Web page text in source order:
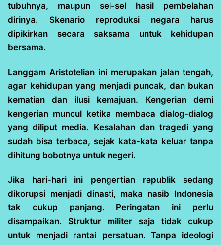
tubuhnya, maupun sel-sel hasil pembelahan
dirinya. Skenario reproduksi negara harus
dipikirkan secara saksama untuk kehidupan
bersama.
Langgam Aristotelian ini merupakan jalan tengah,
agar kehidupan yang menjadi puncak, dan bukan
kematian dan ilusi kemajuan. Kengerian demi
kengerian muncul ketika membaca dialog-dialog
yang diliput media. Kesalahan dan tragedi yang
sudah bisa terbaca, sejak kata-kata keluar tanpa
dihitung bobotnya untuk negeri.
Jika hari-hari ini pengertian republik sedang
dikorupsi menjadi dinasti, maka nasib Indonesia
tak cukup panjang. Peringatan ini perlu
disampaikan. Struktur militer saja tidak cukup
untuk menjadi rantai persatuan. Tanpa ideologi